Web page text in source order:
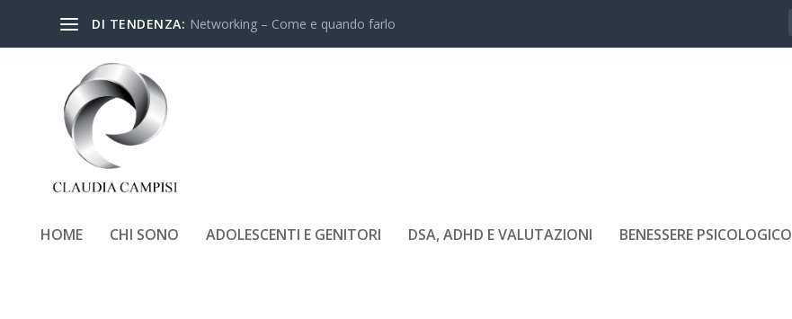
DI TENDENZA: Networking – Come e quando farlo
HOME CHI SONO ADOLESCENTI E GENITORI DSA, ADHD E VALUTAZIONI BENESSERE PSICOLOGICO